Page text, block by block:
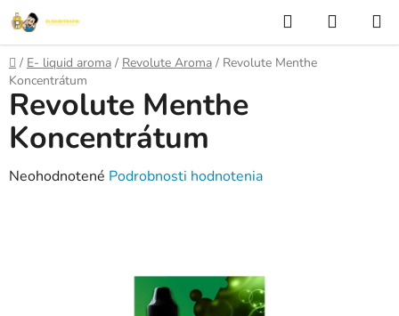
Prejsť
na
obsah
Hľadať
KOŠÍK
Domov
/ E- liquid aroma / Revolute Aroma / Revolute Menthe
Koncentrátum
Revolute Menthe
Koncentrátum
Priemerné
Neohodnotené Podrobnosti hodnotenia